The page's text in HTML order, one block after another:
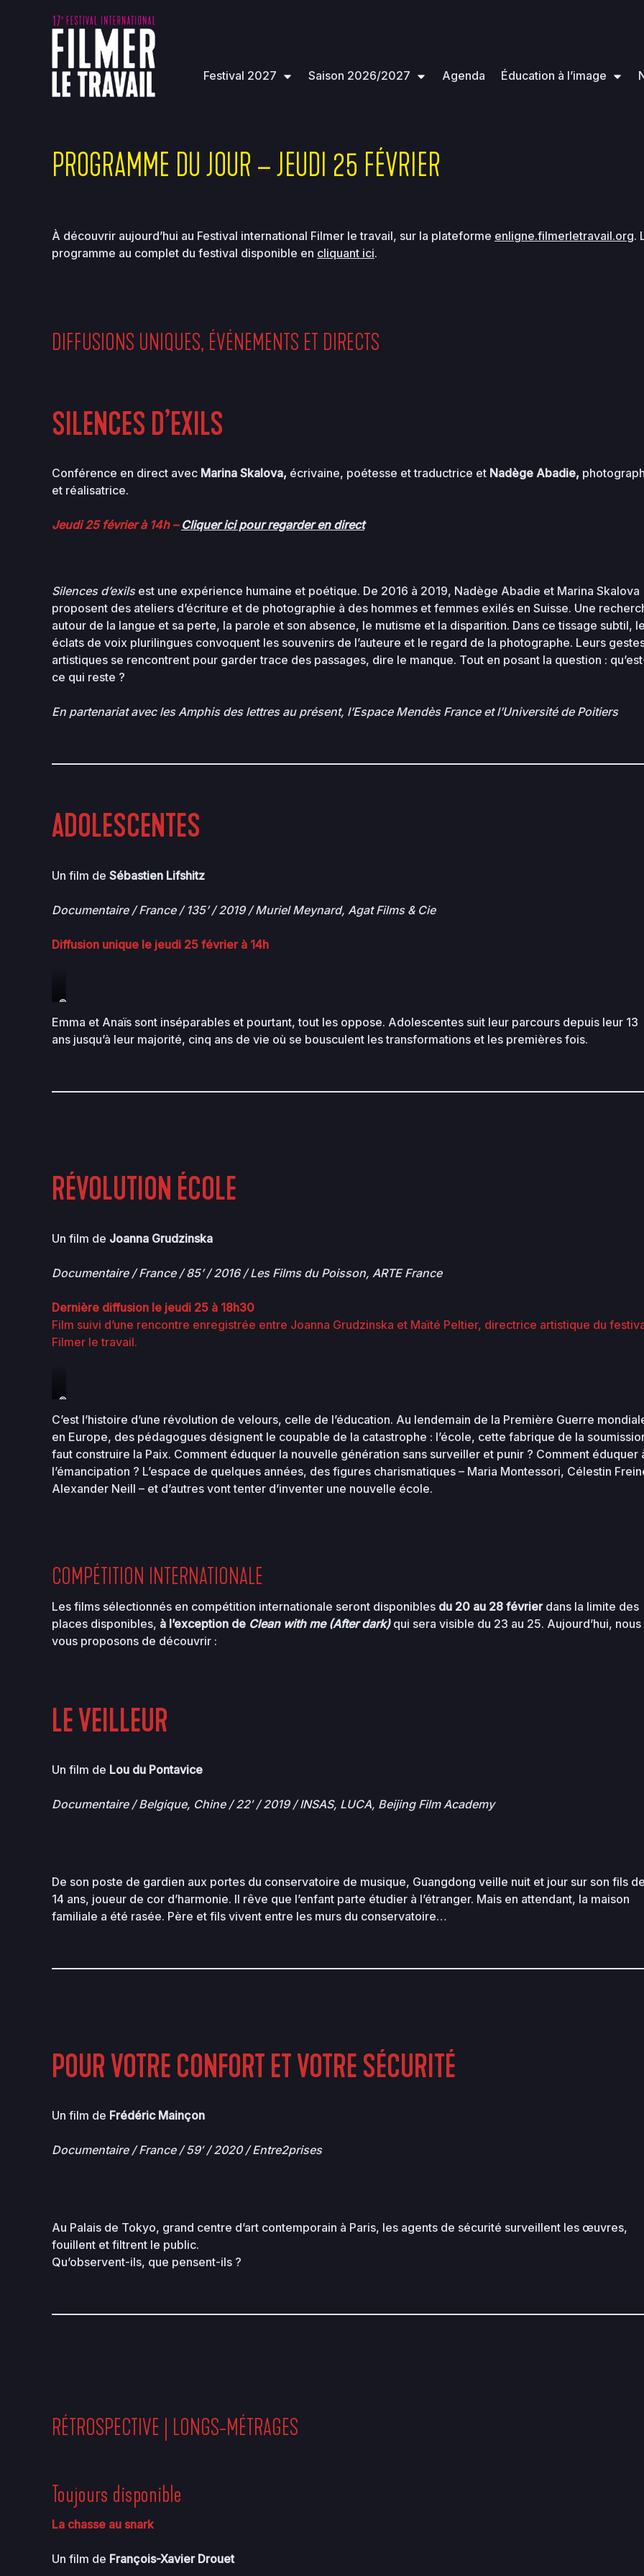
Festival 2027 Saison 2026/2027 Agenda Éducation à l’image
PROGRAMME DU JOUR – JEUDI 25 FÉVRIER
À découvrir aujourd’hui au Festival international Filmer le travail, sur la plateforme enligne.filmerletravail.org.
programme au complet du festival disponible en cliquant ici.
DIFFUSIONS UNIQUES, ÉVÉNEMENTS ET DIRECTS
SILENCES D’EXILS
Conférence en direct avec Marina Skalova, écrivaine, poétesse et traductrice et Nadège Abadie,
et réalisatrice.
Jeudi 25 février à 14h – Cliquer ici pour regarder en direct
Silences d’exilsest une expérience humaine et poétique. De 2016 à 2019, Nadège Abadie et Marina Skalova
proposent des ateliers d’écriture et de photographie à des hommes et femmes exilés en Suisse. Une
autour de la langue et sa perte, la parole et son absence, le mutisme et la disparition. Dans ce tissage subtil,
éclats de voix plurilingues convoquent les souvenirs de l’auteure et le regard de la photographe. Leurs
artistiques se rencontrent pour garder trace des passages, dire le manque. Tout en posant la question :
ce qui reste ?
En partenariat avec les Amphis des lettres au présent, l’Espace Mendès France et l’Université de Poitiers
ADOLESCENTES
Un film de Sébastien Lifshitz
Documentaire / France / 135’ / 2019 / Muriel Meynard, Agat Films & Cie
Diffusion unique le jeudi 25 février à 14h
©Agat
et
cie
Emma et Anaïs sont inséparables et pourtant, tout les oppose. Adolescentes suit leur parcours depuis leur 13
ans jusqu’à leur majorité, cinq ans de vie où se bousculent les transformations et les premières fois.
RÉVOLUTION ÉCOLE
Un film de Joanna Grudzinska
Documentaire / France / 85’ / 2016 / Les Films du Poisson, ARTE France
Dernière diffusion le jeudi 25 à 18h30
Film suivi d’une rencontre enregistrée entre Joanna Grudzinska et Maïté Peltier, directrice artistique du
Filmer le travail.
©Archives
Institut
Jean-
Jacques
Rousseau,
Genäve
Trio
C’est l’histoire d’une révolution de velours, celle de l’éducation. Au lendemain de la Première Guerre
en Europe, des pédagogues désignent le coupable de la catastrophe : l’école, cette fabrique de la
faut construire la Paix. Comment éduquer la nouvelle génération sans surveiller et punir ? Comment éduquer
l’émancipation ? L’espace de quelques années, des figures charismatiques – Maria Montessori, Célestin
Alexander Neill – et d’autres vont tenter d’inventer une nouvelle école.
COMPÉTITION INTERNATIONALE
Les films sélectionnés en compétition internationale seront disponibles du 20 au 28 févrierdans la limite des
places disponibles, à l’exception de Clean with me (After dark)qui sera visible du 23 au 25. Aujourd’hui, nous
vous proposons de découvrir :
LE VEILLEUR
Un film de Lou du Pontavice
Documentaire / Belgique, Chine / 22′ / 2019/INSAS, LUCA, Beijing Film Academy
De son poste de gardien aux portes du conservatoire de musique, Guangdong veille nuit et jour sur son fils
14 ans, joueur de cor d’harmonie. Il rêve que l’enfant parte étudier à l’étranger. Mais en attendant, la maison
familiale a été rasée. Père et fils vivent entre les murs du conservatoire…
POUR VOTRE CONFORT ET VOTRE SÉCURITÉ
Un film de Frédéric Mainçon
Documentaire / France / 59′ / 2020 / Entre2prises
Au Palais de Tokyo, grand centre d’art contemporain à Paris, les agents de sécurité surveillent les œuvres,
fouillent et filtrent le public.
Qu’observent-ils, que pensent-ils ?
RÉTROSPECTIVE | LONGS-MÉTRAGES
Toujours disponible
La chasse au snark
Un film de François-Xavier Drouet